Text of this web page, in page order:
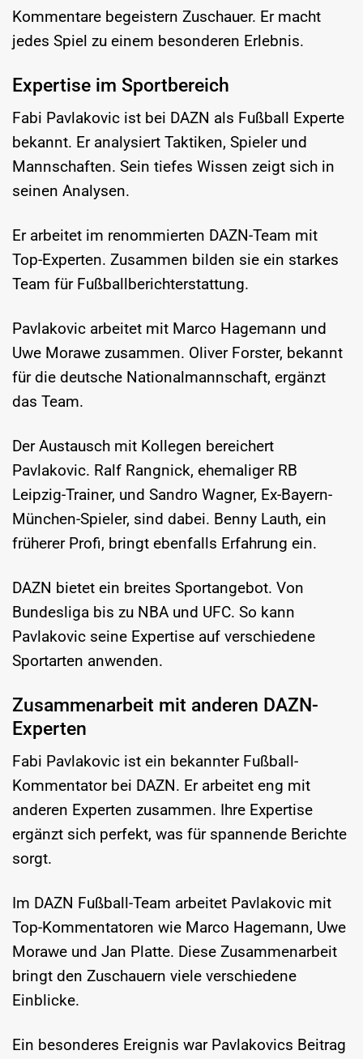
Kommentare begeistern Zuschauer. Er macht
jedes Spiel zu einem besonderen Erlebnis.
Expertise im Sportbereich
Fabi Pavlakovic ist bei DAZN als Fußball Experte
bekannt. Er analysiert Taktiken, Spieler und
Mannschaften. Sein tiefes Wissen zeigt sich in
seinen Analysen.
Er arbeitet im renommierten DAZN-Team mit
Top-Experten. Zusammen bilden sie ein starkes
Team für Fußballberichterstattung.
Pavlakovic arbeitet mit Marco Hagemann und
Uwe Morawe zusammen. Oliver Forster, bekannt
für die deutsche Nationalmannschaft, ergänzt
das Team.
Der Austausch mit Kollegen bereichert
Pavlakovic. Ralf Rangnick, ehemaliger RB
Leipzig-Trainer, und Sandro Wagner, Ex-Bayern-
München-Spieler, sind dabei. Benny Lauth, ein
früherer Profi, bringt ebenfalls Erfahrung ein.
DAZN bietet ein breites Sportangebot. Von
Bundesliga bis zu NBA und UFC. So kann
Pavlakovic seine Expertise auf verschiedene
Sportarten anwenden.
Zusammenarbeit mit anderen DAZN-
Experten
Fabi Pavlakovic ist ein bekannter Fußball-
Kommentator bei DAZN. Er arbeitet eng mit
anderen Experten zusammen. Ihre Expertise
ergänzt sich perfekt, was für spannende Berichte
sorgt.
Im DAZN Fußball-Team arbeitet Pavlakovic mit
Top-Kommentatoren wie Marco Hagemann, Uwe
Morawe und Jan Platte. Diese Zusammenarbeit
bringt den Zuschauern viele verschiedene
Einblicke.
Ein besonderes Ereignis war Pavlakovics Beitrag